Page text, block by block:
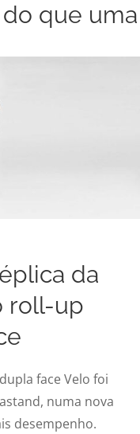
que uma
da
roll-up
face Velo foi
numa nova
desempenho.